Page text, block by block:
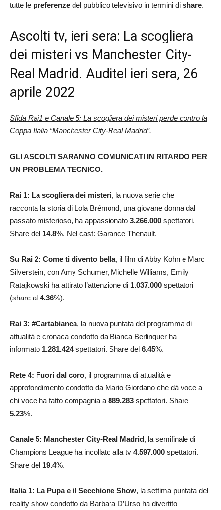
tutte le preferenze del pubblico televisivo in termini di share.
Ascolti tv, ieri sera: La scogliera
dei misteri vs Manchester City-
Real Madrid. Auditel ieri sera, 26
aprile 2022
Sfida Rai1 e Canale 5: La scogliera dei misteri perde contro la
Coppa Italia “Manchester City-Real Madrid”.
GLI ASCOLTI SARANNO COMUNICATI IN RITARDO PER
UN PROBLEMA TECNICO.
Rai 1: La scogliera dei misteri, la nuova serie che
racconta la storia di Lola Brémond, una giovane donna dal
passato misterioso, ha appassionato 3.266.000 spettatori.
Share del 14.8%. Nel cast: Garance Thenault.
Su Rai 2: Come ti divento bella, il film di Abby Kohn e Marc
Silverstein, con Amy Schumer, Michelle Williams, Emily
Ratajkowski ha attirato l’attenzione di 1.037.000 spettatori
(share al 4.36%).
Rai 3: #Cartabianca, la nuova puntata del programma di
attualità e cronaca condotto da Bianca Berlinguer ha
informato 1.281.424spettatori. Share del 6.45%.
Rete 4: Fuori dal coro, il programma di attualità e
approfondimento condotto da Mario Giordano che dà voce a
chi voce ha fatto compagnia a 889.283 spettatori. Share
5.23%.
Canale 5: Manchester City-Real Madrid, la semifinale di
Champions League ha incollato alla tv 4.597.000 spettatori.
Share del 19.4%.
Italia 1: La Pupa e il Secchione Show, la settima puntata del
reality show condotto da Barbara D’Urso ha divertito